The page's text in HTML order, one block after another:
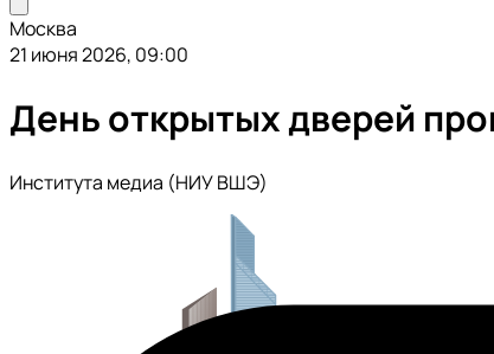
Москва
21 июня 2026, 09:00
День открытых дверей
Института медиа (НИУ ВШЭ)